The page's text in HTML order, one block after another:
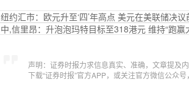
纽约汇市：欧元升至‘四’年高点 美元在美联储决
中,信里昂：升泡泡玛特目标至318港元 维持“跑赢
声明：证券时报力求信息真实、准确，文章提及
下载“证券时报”官方APP，或关注官方微信公众